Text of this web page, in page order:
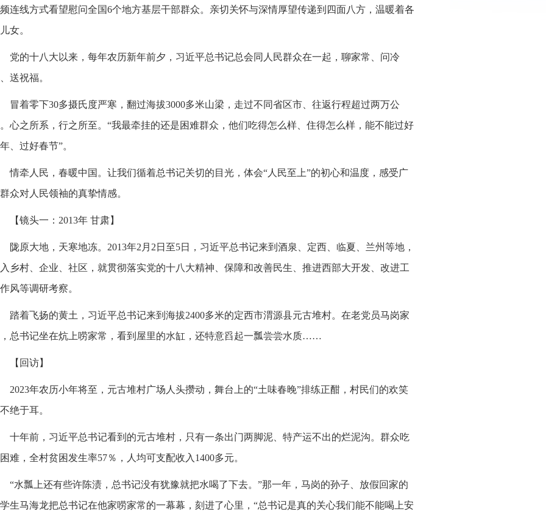
连线方式看望慰问全国6个地方基层干部群众。亲切关怀与深情厚望传递到四面八方，温暖着各
女。
党的十八大以来，每年农历新年前夕，习近平总书记总会同人民群众在一起，聊家常、问冷
送祝福。
冒着零下30多摄氏度严寒，翻过海拔3000多米山梁，走过不同省区市、往返行程超过两万公
心之所系，行之所至。“我最牵挂的还是困难群众，他们吃得怎么样、住得怎么样，能不能过好
、过好春节”。
情牵人民，春暖中国。让我们循着总书记关切的目光，体会“人民至上”的初心和温度，感受广
众对人民领袖的真挚情感。
【镜头一：2013年 甘肃】
陇原大地，天寒地冻。2013年2月2日至5日，习近平总书记来到酒泉、定西、临夏、兰州等地，
乡村、企业、社区，就贯彻落实党的十八大精神、保障和改善民生、推进西部大开发、改进工
风等调研考察。
踏着飞扬的黄土，习近平总书记来到海拔2400多米的定西市渭源县元古堆村。在老党员马岗家
总书记坐在炕上唠家常，看到屋里的水缸，还特意舀起一瓢尝尝水质……
【回访】
2023年农历小年将至，元古堆村广场人头攒动，舞台上的“土味春晚”排练正酣，村民们的欢笑
绝于耳。
十年前，习近平总书记看到的元古堆村，只有一条出门两脚泥、特产运不出的烂泥沟。群众吃
难，全村贫困发生率57％，人均可支配收入1400多元。
“水瓢上还有些许陈渍，总书记没有犹豫就把水喝了下去。”那一年，马岗的孙子、放假回家的
生马海龙把总书记在他家唠家常的一幕幕，刻进了心里，“总书记是真的关心我们能不能喝上安